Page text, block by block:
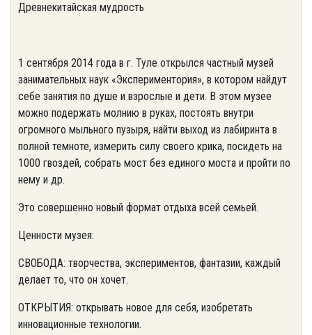
Древнекитайская мудрость
1 сентября 2014 года в г. Туле открылся частный музей
занимательных наук «Экспериментория», в котором найдут
себе занятия по душе и взрослые и дети. В этом музее
можно подержать молнию в руках, постоять внутри
огромного мыльного пузыря, найти выход из лабиринта в
полной темноте, измерить силу своего крика, посидеть на
1000 гвоздей, собрать мост без единого моста и пройти по
нему и др.
Это совершенно новый формат отдыха всей семьей.
Ценности музея:
СВОБОДА: творчества, экспериментов, фантазии, каждый
делает то, что он хочет.
ОТКРЫТИЯ: открывать новое для себя, изобретать
инновационные технологии.